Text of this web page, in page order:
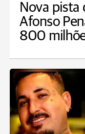
Nova
Afonso
800